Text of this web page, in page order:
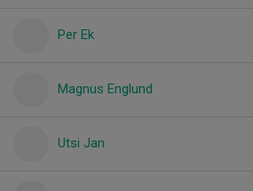
Per Ek
Magnus Englund
Utsi Jan